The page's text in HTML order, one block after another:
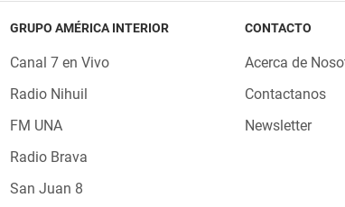
GRUPO AMÉRICA INTERIOR
Canal 7 en Vivo
Radio Nihuil
FM UNA
Radio Brava
San Juan 8
CONTACTO
Acerca de
Contactanos
Newsletter